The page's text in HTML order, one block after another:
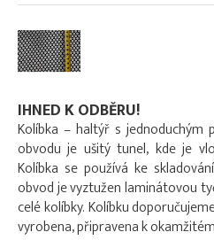
IHNED K ODBĚRU!
Kolíbka – haltýř s jednoduchým
obvodu je ušitý tunel, kde je
Kolíbka se používá ke
obvod je vyztužen laminátovou
celé kolíbky. Kolíbku
vyrobena, připravena k